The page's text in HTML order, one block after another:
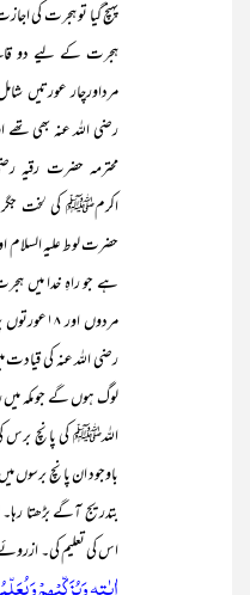
پہنچ گیا تو ہجرت کی
ہجرت کے لیے دو
مرداورچار عورتیں
رضی اللہ عنہ بھی
محترمہ حضرت رقیہ
اکرمﷺ کی لخت
حضرت لوط علیہ السلام
مردوں
رضی اللہ عنہ کی قیادت
لوگ ہوں گے جو مکہ
اللہﷺ کی پانچ برس
باوجود ان پانچ برسوں
بتدریج آگے بڑھتا
اس کی تعلیم کی۔